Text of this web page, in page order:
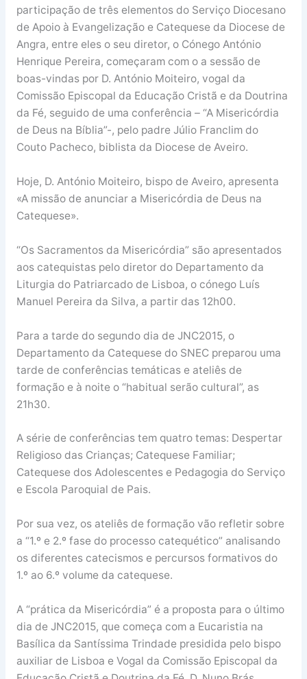
participação de três elementos do Serviço Diocesano
de Apoio à Evangelização e Catequese da Diocese de
Angra, entre eles o seu diretor, o Cónego António
Henrique Pereira, começaram com o a sessão de
boas-vindas por D. António Moiteiro, vogal da
Comissão Episcopal da Educação Cristã e da Doutrina
da Fé, seguido de uma conferência – “A Misericórdia
de Deus na Bíblia”-, pelo padre Júlio Franclim do
Couto Pacheco, biblista da Diocese de Aveiro.
Hoje, D. António Moiteiro, bispo de Aveiro, apresenta
«A missão de anunciar a Misericórdia de Deus na
Catequese».
“Os Sacramentos da Misericórdia” são apresentados
aos catequistas pelo diretor do Departamento da
Liturgia do Patriarcado de Lisboa, o cónego Luís
Manuel Pereira da Silva, a partir das 12h00.
Para a tarde do segundo dia de JNC2015, o
Departamento da Catequese do SNEC preparou uma
tarde de conferências temáticas e ateliês de
formação e à noite o “habitual serão cultural”, as
21h30.
A série de conferências tem quatro temas: Despertar
Religioso das Crianças; Catequese Familiar;
Catequese dos Adolescentes e Pedagogia do Serviço
e Escola Paroquial de Pais.
Por sua vez, os ateliês de formação vão refletir sobre
a “1.º e 2.º fase do processo catequético” analisando
os diferentes catecismos e percursos formativos do
1.º ao 6.º volume da catequese.
A “prática da Misericórdia” é a proposta para o último
dia de JNC2015, que começa com a Eucaristia na
Basílica da Santíssima Trindade presidida pelo bispo
auxiliar de Lisboa e Vogal da Comissão Episcopal da